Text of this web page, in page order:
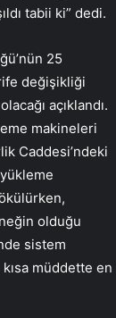
tabii ki” dedi.
25
değişikliği
açıklandı.
makineleri
Caddesi’ndeki
olduğu
sistem
müddette en